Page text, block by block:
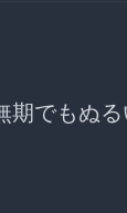
期でもぬる